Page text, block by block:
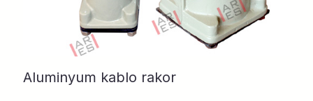
Aluminyum kablo rakor